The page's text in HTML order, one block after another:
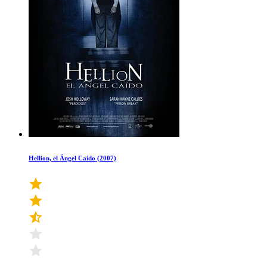
Hellion, el Ángel Caído (2007)